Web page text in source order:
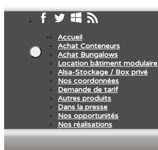
Accueil
Achat Conteneurs
Achat Bungalows
Location bâtiment modulaire
Alsa-Stockage / Box privé
Nos coordonnées
Demande de tarif
Autres produits
Dans la presse
Nos opportunités
Nos réalisations